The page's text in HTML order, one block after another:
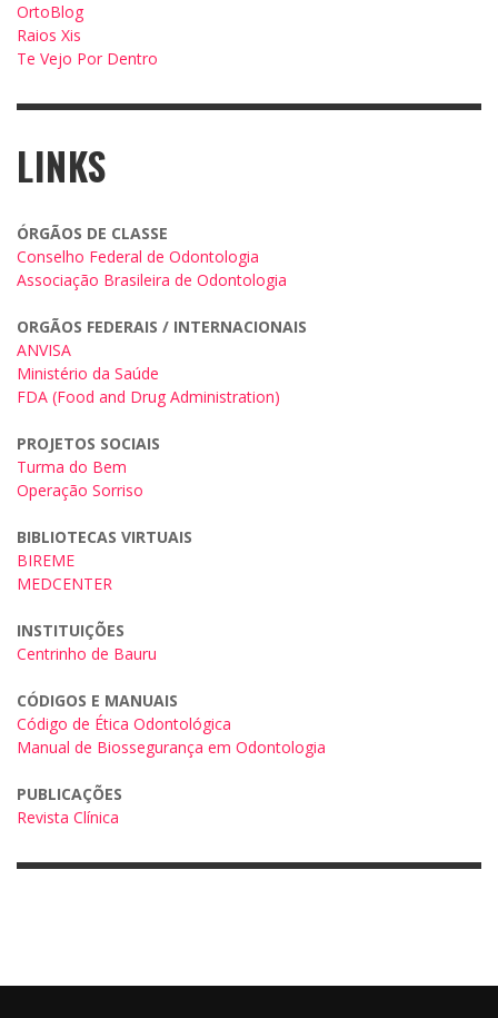
OrtoBlog
Raios Xis
Te Vejo Por Dentro
LINKS
ÓRGÃOS DE CLASSE
Conselho Federal de Odontologia
Associação Brasileira de Odontologia
ORGÃOS FEDERAIS / INTERNACIONAIS
ANVISA
Ministério da Saúde
FDA (Food and Drug Administration)
PROJETOS SOCIAIS
Turma do Bem
Operação Sorriso
BIBLIOTECAS VIRTUAIS
BIREME
MEDCENTER
INSTITUIÇÕES
Centrinho de Bauru
CÓDIGOS E MANUAIS
Código de Ética Odontológica
Manual de Biossegurança em Odontologia
PUBLICAÇÕES
Revista Clínica